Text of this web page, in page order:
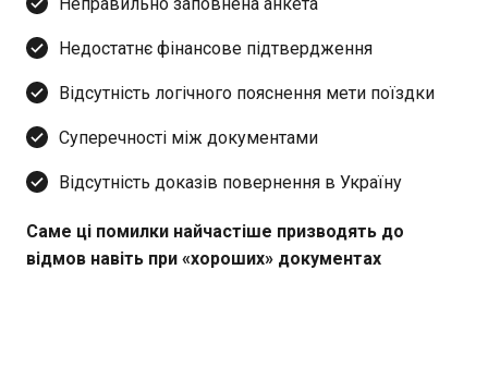
Недостатнє фінансове підтвердження
Відсутність логічного пояснення мети поїздки
Суперечності між документами
Відсутність доказів повернення в Україну
Саме ці помилки найчастіше призводять до
відмов навіть при «хороших» документах